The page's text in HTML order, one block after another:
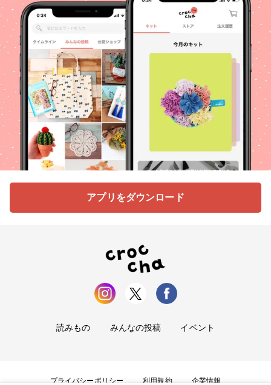
アプリをダウンロード
読みもの みんなの投稿 イベント
プライバシーポリシー 利用規約 企業情報